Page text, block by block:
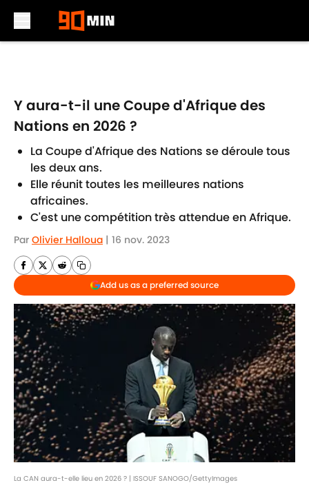
Y aura-t-il une Coupe d'Afrique des
Nations en 2026 ?
La Coupe d'Afrique des Nations se déroule tous
les deux ans.
Elle réunit toutes les meilleures nations
africaines.
C'est une compétition très attendue en Afrique.
Par Olivier Halloua | 16 nov. 2023
Add us as a preferred source
La CAN aura-t-elle lieu en 2026 ? | ISSOUF SANOGO/GettyImages